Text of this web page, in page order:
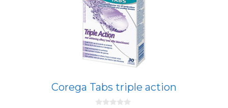
Corega Tabs triple action